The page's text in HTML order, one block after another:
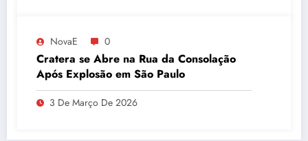
NovaE 0
Cratera se Abre na Rua da Consolação
Após Explosão em São Paulo
3 De Março De 2026